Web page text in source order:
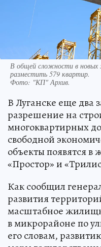
В общей сложности в новых
разместить 579 квартир.
Фото: "КП" Архив.
В Луганске еще два
разрешение на
многоквартирных
свободной
объекты появятся в
«Простор» и
Как сообщил
развития
масштабное
в микрорайоне по
его словам,